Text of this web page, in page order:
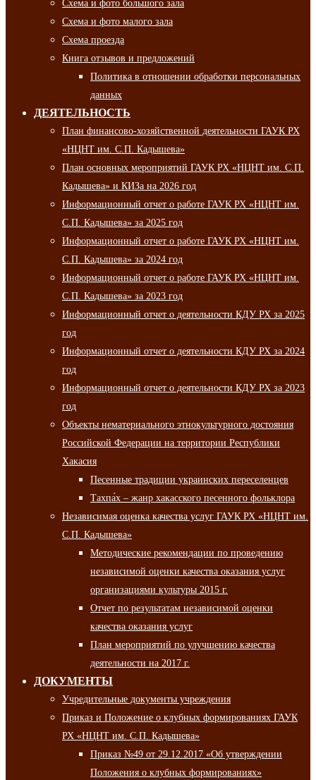
Схема и фото большого зала
Схема и фото малого зала
Схема проезда
Книга отзывов и предложений
Политика в отношении обработки персональных
данных
ДЕЯТЕЛЬНОСТЬ
План финансово-хозяйственной деятельности ГАУК РХ
«НЦНТ им. С.П. Кадышева»
План основных мероприятий ГАУК РХ «НЦНТ им. С.П.
Кадышева» и КИЗа на 2026 год
Информационный отчет о работе ГАУК РХ «НЦНТ им.
С.П. Кадышева» за 2025 год
Информационный отчет о работе ГАУК РХ «НЦНТ им.
С.П. Кадышева» за 2024 год
Информационный отчет о работе ГАУК РХ «НЦНТ им.
С.П. Кадышева» за 2023 год
Информационный отчет о деятельности КДУ РХ за 2025
год
Информационный отчет о деятельности КДУ РХ за 2024
год
Информационный отчет о деятельности КДУ РХ за 2023
год
Объекты нематериального этнокультурного достояния
Российской Федерации на территории Республики
Хакасия
Песенные традиции украинских переселенцев
Тахпа́х – жанр хакасского песенного фольклора
Независимая оценка качества услуг ГАУК РХ «НЦНТ им.
С.П. Кадышева»
Методические рекомендации по проведению
независимой оценки качества оказания услуг
организациями культуры 2015 г.
Отчет по результатам независимой оценки
качества оказания услуг
План мероприятий по улучшению качества
деятельности на 2017 г.
ДОКУМЕНТЫ
Учредительные документы учреждения
Приказ и Положение о клубных формированиях ГАУК
РХ «НЦНТ им. С.П. Кадышева»
Приказ №49 от 29.12.2017 «Об утверждении
Положения о клубных формированиях»